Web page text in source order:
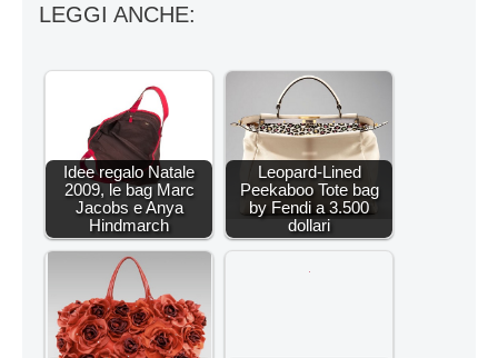
LEGGI ANCHE:
Idee regalo Natale
2009, le bag Marc
Jacobs e Anya
Hindmarch
Leopard-Lined
Peekaboo Tote bag
by Fendi a 3.500
dollari